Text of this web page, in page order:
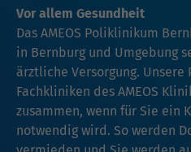
Vor allem Gesundheit
Das AMEOS Poliklinikum
in Bernburg und Umgebung
ärztliche Versorgung.
Fachkliniken des AMEOS
zusammen, wenn für Sie ein
notwendig wird. So werden